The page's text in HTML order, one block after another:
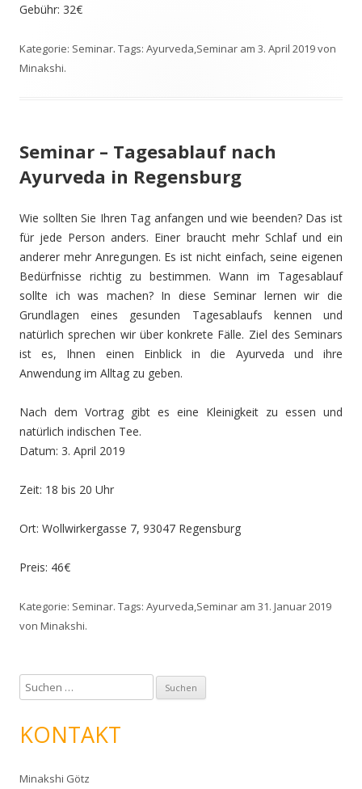
Gebühr: 32€
Kategorie: Seminar. Tags: Ayurveda,Seminar am 3. April 2019von
Minakshi.
Seminar – Tagesablauf nach
Ayurveda in Regensburg
Wie sollten Sie Ihren Tag anfangen und wie beenden? Das ist
für jede Person anders. Einer braucht mehr Schlaf und ein
anderer mehr Anregungen. Es ist nicht einfach, seine eigenen
Bedürfnisse richtig zu bestimmen. Wann im Tagesablauf
sollte ich was machen? In diese Seminar lernen wir die
Grundlagen eines gesunden Tagesablaufs kennen und
natürlich sprechen wir über konkrete Fälle. Ziel des Seminars
ist es, Ihnen einen Einblick in die Ayurveda und ihre
Anwendung im Alltag zu geben.
Nach dem Vortrag gibt es eine Kleinigkeit zu essen und
natürlich indischen Tee.
Datum: 3. April 2019
Zeit: 18 bis 20 Uhr
Ort: Wollwirkergasse 7, 93047 Regensburg
Preis: 46€
Kategorie: Seminar. Tags: Ayurveda,Seminar am 31. Januar 2019
von Minakshi.
u
h
n
KONTAKT
Minakshi Götz